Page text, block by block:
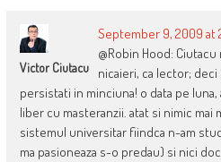
Victor Ciutacu
September 9, 2009 at
@Robin Hood:
nicaieri, ca lector; deci
persistati in minciuna! o data pe
liber cu masteranzii. atat si nimic mai
sistemul universitar fiindca n-am
ma pasioneaza s-o predau) si nici